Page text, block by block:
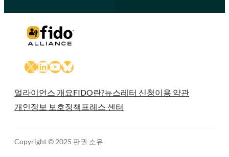
X LinkedIn
YouTube
Bluesky
얼라이언스 개요FIDO란?뉴스레터 신청이용 약관
개인정보 보호정책 프레스 센터
Copyright © 2025 판권 소유